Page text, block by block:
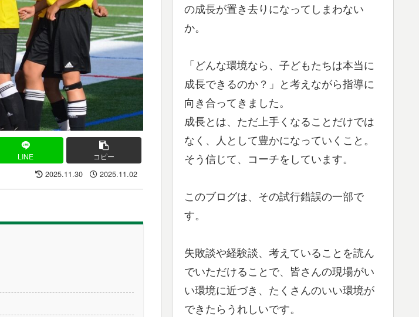
LINE コピー
2025.11.30 2025.11.02
の成長が置き去りになってしまわない
か。
「どんな環境なら、子どもたちは本当に
成長できるのか？」と考えながら指導に
向き合ってきました。
成長とは、ただ上手くなることだけでは
なく、人として豊かになっていくこと。
そう信じて、コーチをしています。
このブログは、その試行錯誤の一部で
す。
失敗談や経験談、考えていることを読ん
でいただけることで、皆さんの現場がい
い環境に近づき、たくさんのいい環境が
できたらうれしいです。